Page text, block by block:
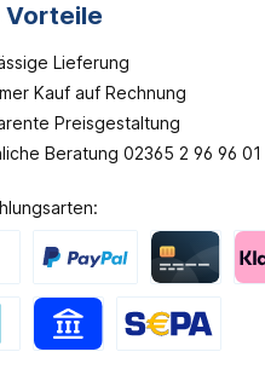
Vorteile
Lieferung
Kauf auf Rechnung
Preisgestaltung
Beratung 02365 2 96 96 01